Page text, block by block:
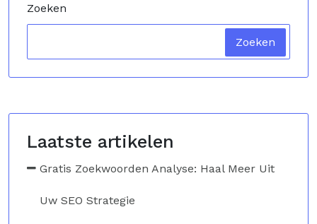
Zoeken
Zoeken
Laatste artikelen
Gratis Zoekwoorden Analyse: Haal Meer Uit
Uw SEO Strategie